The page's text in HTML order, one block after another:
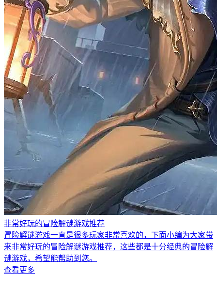
非常好玩的冒险解谜游戏推荐
冒险解谜游戏一直是很多玩家非常喜欢的，下面小编为大家带
来非常好玩的冒险解谜游戏推荐，这些都是十分经典的冒险解
谜游戏，希望能帮助到您。
查看更多